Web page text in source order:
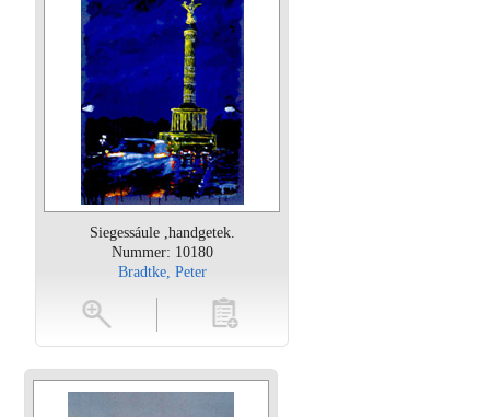
Siegessáule ,handgetek.
Nummer: 10180
Bradtke, Peter
toevoegen